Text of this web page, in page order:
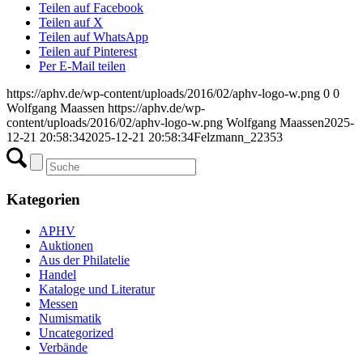
Teilen auf Facebook
Teilen auf X
Teilen auf WhatsApp
Teilen auf Pinterest
Per E-Mail teilen
https://aphv.de/wp-content/uploads/2016/02/aphv-logo-w.png 0 0
Wolfgang Maassen https://aphv.de/wp-
content/uploads/2016/02/aphv-logo-w.png Wolfgang Maassen2025-
12-21 20:58:342025-12-21 20:58:34Felzmann_22353
Kategorien
APHV
Auktionen
Aus der Philatelie
Handel
Kataloge und Literatur
Messen
Numismatik
Uncategorized
Verbände